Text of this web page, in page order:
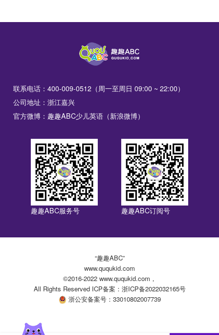
联系电话：400-009-0512（周一至周日 09:00 ~ 22:00）
公司地址：浙江嘉兴
官方微博：趣趣ABC少儿英语（新浪微博）
趣趣ABC服务号 趣趣ABC订阅号
“趣趣ABC”
www.ququkid.com
©2016-2022 www.ququkid.com，
All Rights Reserved ICP备案：浙ICP备2022032165号
浙公安备案号：33010802007739